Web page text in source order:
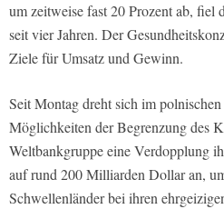
um zeitweise fast 20 Prozent ab, fiel
seit vier Jahren. Der
Ziele für Umsatz und Gewinn.
Seit Montag dreht sich im
Möglichkeiten der Begrenzung des
Weltbankgruppe eine Verdopplung
auf rund 200 Milliarden Dollar an,
Schwellenländer bei ihren